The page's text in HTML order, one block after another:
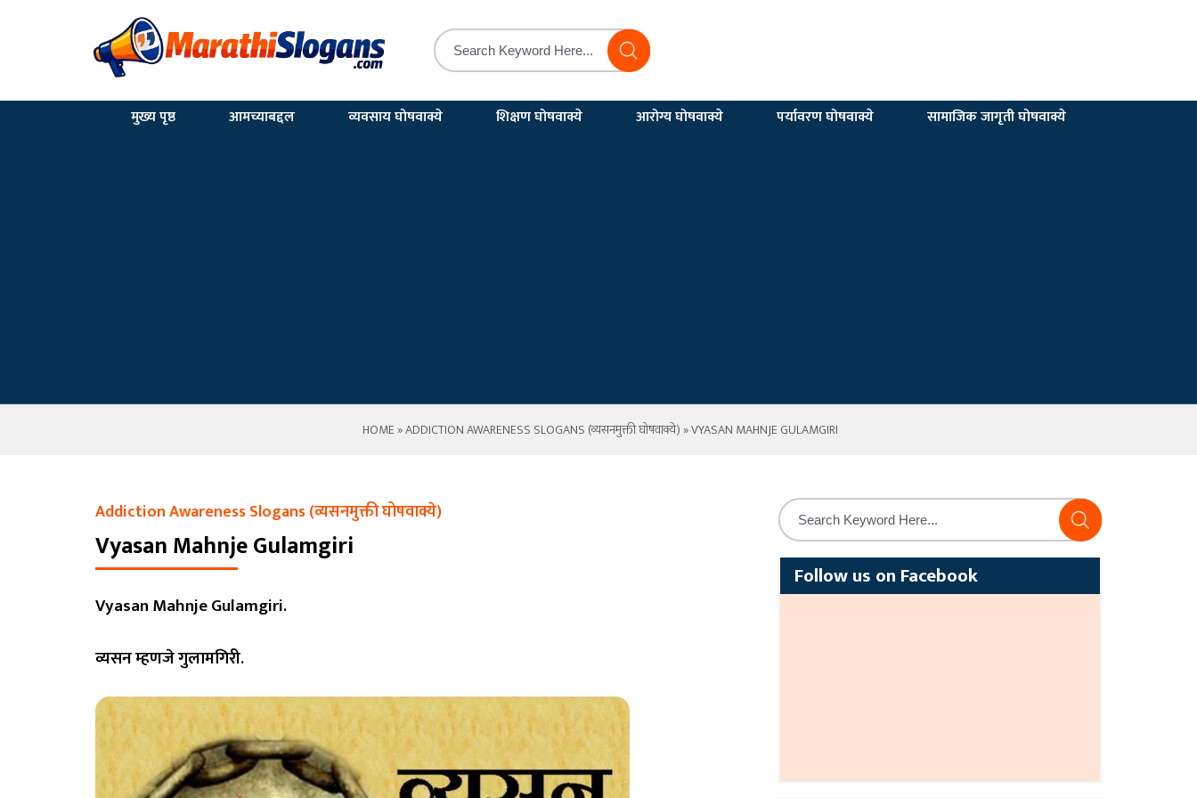
मुख्य पृष्ठ आमच्याबद्दल व्यवसाय घोषवाक्ये शिक्षण घोषवाक्ये आरोग्य घोषवाक्ये पर्यावरण घोषवाक्ये सामाजिक जागृती घोषवाक्ये
HOME»ADDICTION AWARENESS SLOGANS (व्यसनमुक्ती घोषवाक्ये)» VYASAN MAHNJE GULAMGIRI
Addiction Awareness Slogans (व्यसनमुक्ती घोषवाक्ये)
Vyasan Mahnje Gulamgiri
Vyasan Mahnje Gulamgiri.
व्यसन म्हणजे गुलामगिरी.
Follow us on Facebook